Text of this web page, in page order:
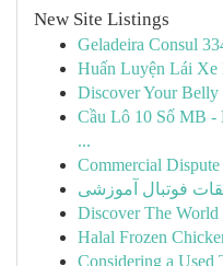
New Site Listings
Geladeira Consul
Huấn Luyện Lái
Discover Your
Cầu Lô 10 Số MB
...
Commercial
فوتبال آموزشی
Discover The
Halal Frozen
Considering a Used